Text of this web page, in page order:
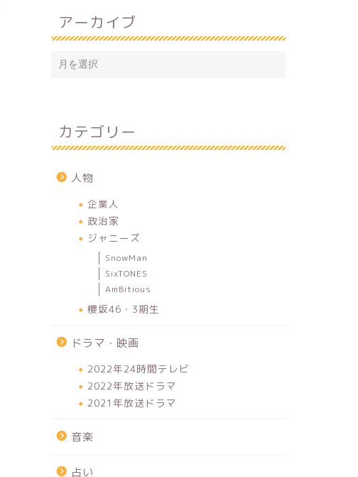
アーカイブ
カテゴリー
人物
企業人
政治家
ジャニーズ
SnowMan
SixTONES
AmBitious
櫻坂46・3期生
ドラマ・映画
2022年24時間テレビ
2022年放送ドラマ
2021年放送ドラマ
音楽
占い